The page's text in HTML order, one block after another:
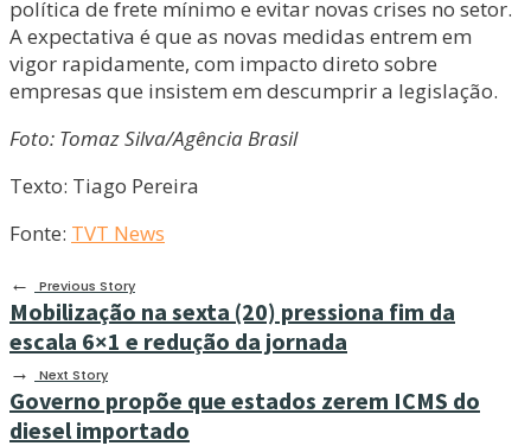
política de frete mínimo e evitar novas crises no setor.
A expectativa é que as novas medidas entrem em
vigor rapidamente, com impacto direto sobre
empresas que insistem em descumprir a legislação.
Foto: Tomaz Silva/Agência Brasil
Texto: Tiago Pereira
Fonte: TVT News
←
Previous Story
Mobilização na sexta (20) pressiona fim da
escala 6×1 e redução da jornada
→ Next Story
Governo propõe que estados zerem ICMS do
diesel importado